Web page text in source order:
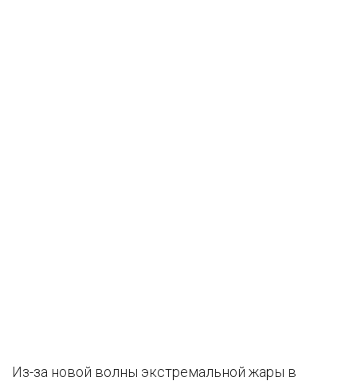
Из-за новой волны экстремальной жары в